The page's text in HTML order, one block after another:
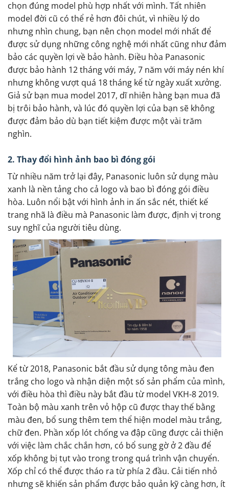
chọn đúng model phù hợp nhất với mình. Tất nhiên
model đời cũ có thể rẻ hơn đôi chút, vì nhiều lý do
nhưng nhìn chung, bạn nên chọn model mới nhất để
được sử dụng những công nghệ mới nhất cũng như đảm
bảo các quyền lợi về bảo hành. Điều hòa Panasonic
được bảo hành 12 tháng với máy, 7 năm với máy nén khí
nhưng không vượt quá 18 tháng kể từ ngày xuất xưởng.
Giả sử bạn mua model 2017, dĩ nhiên hàng bạn mua đã
bị trôi bảo hành, và lúc đó quyền lợi của bạn sẽ không
được đảm bảo dù bạn tiết kiệm được một vài trăm
nghìn.
2. Thay đổi hình ảnh bao bì đóng gói
Từ nhiều năm trở lại đây, Panasonic luôn sử dụng màu
xanh là nền tảng cho cả logo và bao bì đóng gói điều
hòa. Luôn nổi bật với hình ảnh in ấn sắc nét, thiết kế
trang nhã là điều mà Panasonic làm được, định vị trong
suy nghĩ của người tiêu dùng.
Kể từ 2018, Panasonic bắt đầu sử dụng tông màu đen
trắng cho logo và nhận diện một số sản phẩm của mình,
với điều hòa thì điều này bắt đầu từ model VKH-8 2019.
Toàn bộ màu xanh trên vỏ hộp cũ được thay thế bằng
màu đen, bổ sung thêm tem thể hiện model màu trắng,
chữ đen. Phần xốp lót chống va đập cũng được cải thiện
với việc làm chắc chắn hơn, có bổ sung gờ ở 2 đầu để
xốp không bị tụt vào trong trong quá trình vận chuyển.
Xốp chỉ có thể được tháo ra từ phía 2 đầu. Cải tiến nhỏ
nhưng sẽ khiến sản phẩm được bảo quản kỹ càng hơn, ít